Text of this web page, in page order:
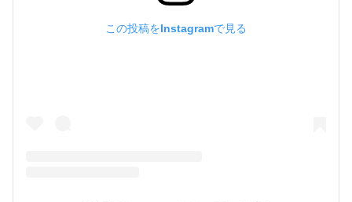
この投稿をInstagramで見る